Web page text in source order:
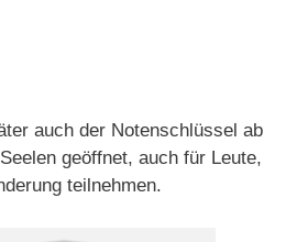
auch der Notenschlüssel ab
geöffnet, auch für Leute,
teilnehmen.